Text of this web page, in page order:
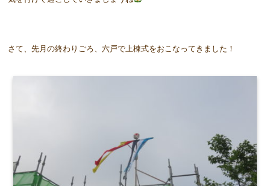
さて、先月の終わりごろ、六戸で上棟式をおこなってきました！